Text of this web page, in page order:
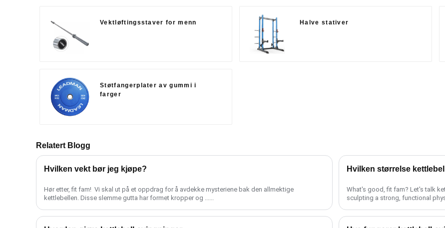
Vektløftingsstaver for menn Halve stativer
Støtfangerplater av gummi i
farger
Relatert Blogg
Hvilken vekt bør jeg kjøpe?
Hør etter, fit fam! ️ Vi skal ut på et oppdrag for å avdekke mysteriene bak den allmektige
kettlebellen. Disse slemme gutta har formet kropper og ......
Hvilken størrelse
What's good, fit fam? Let's talk kettlebells today! These bad boys are the secret weapon to
sculpting a strong, functional